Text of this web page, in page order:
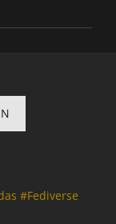
#Fediverse